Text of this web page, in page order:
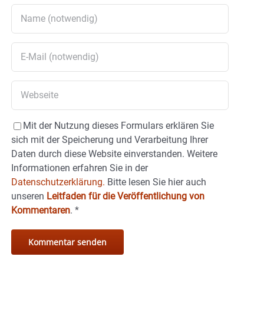
Mit der Nutzung dieses Formulars erklären Sie
sich mit der Speicherung und Verarbeitung Ihrer
Daten durch diese Website einverstanden. Weitere
Informationen erfahren Sie in der
Datenschutzerklärung. Bitte lesen Sie hier auch
unseren Leitfaden für die Veröffentlichung von
Kommentaren. *